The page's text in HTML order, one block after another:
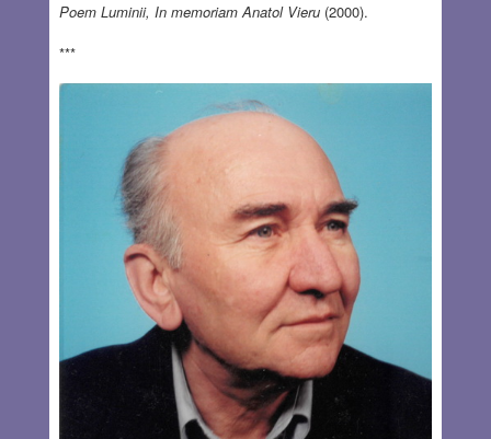
Poem Luminii, In memoriam Anatol Vieru (2000).
***